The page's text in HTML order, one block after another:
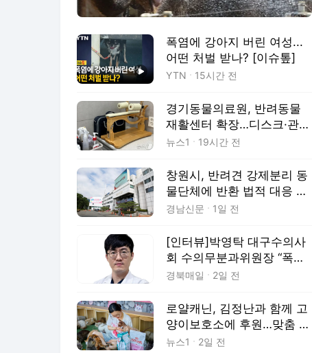
폭염에 강아지 버린 여성...
어떤 처벌 받나? [이슈톺]
YTN 15시간 전
경기동물의료원, 반려동물
재활센터 확장…디스크·관절
관리 강화
뉴스1 19시간 전
창원시, 반려견 강제분리 동
물단체에 반환 법적 대응 검
토
경남신문 1일 전
[인터뷰]박영탁 대구수의사
회 수의무분과위원장 “폭염
속 방심이 가장 위험”
경북매일 2일 전
로얄캐닌, 김정난과 함께 고
양이보호소에 후원…맞춤 영
양 강조
뉴스1 2일 전